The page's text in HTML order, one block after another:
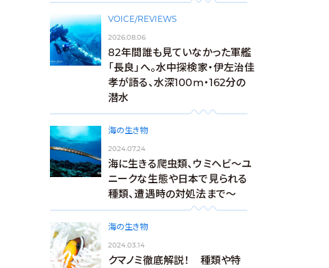
VOICE/REVIEWS
2026.08.06
82年間誰も見ていなかった軍艦
「長良」へ。水中探検家・伊左治佳
孝が語る、水深100m・162分の
潜水
海の生き物
2024.07.24
海に生きる爬虫類、ウミヘビ～ユ
ニークな生態や日本で見られる
種類、遭遇時の対処法まで～
海の生き物
2024.03.14
クマノミ徹底解説！ 種類や特